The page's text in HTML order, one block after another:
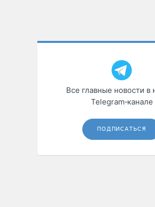
Все главные новости в
Telegram‑канале
ПОДПИСАТЬСЯ